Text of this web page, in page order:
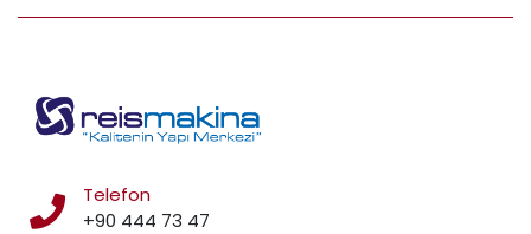
Telefon
+90 444 73 47